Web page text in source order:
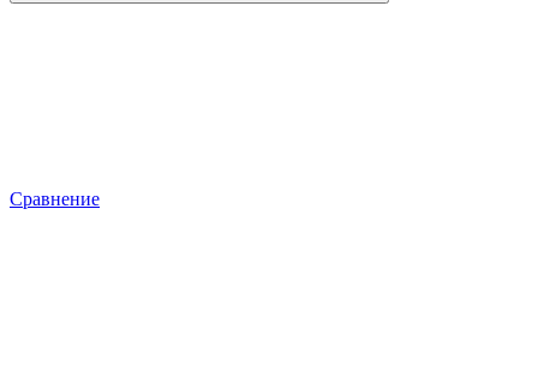
Сравнение